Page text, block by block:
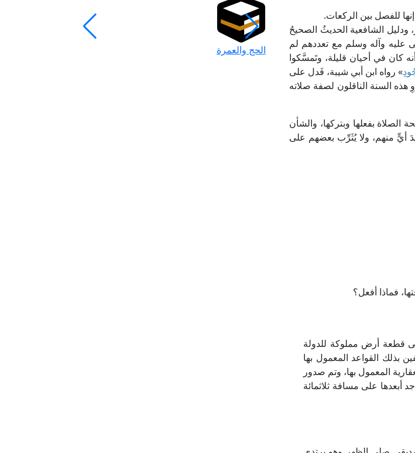
للفصل بين الركعات.
ودليل الشافعية الحديثُ الصحيحُ
عليه وآله وسلم مع تعددهم لم
كان في أحيان قليلة، وتَمسَّكوا
» رواه ابن أبي شيبة، فَدل على
هذه السنة الناقلون لصفة صلاته
بفعلها وبتركها، والشأن
أيٍّ منهم، ولا يُثَرِّب بعضهم على
فماذا أفعل؟
قطعة أرض مملوكة للدولة
بذلك القواعد المعمول بها
المعمول بها، وتم صدور
أبعدها على مسافة ثلاثمائة
الحج والعمرة